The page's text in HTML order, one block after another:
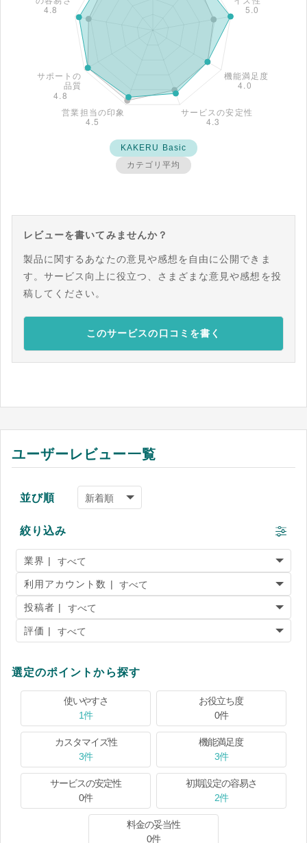
KAKERU Basic
カテゴリ平均
レビューを書いてみませんか？
製品に関するあなたの意見や感想を自由に公開できま
す。サービス向上に役立つ、さまざまな意見や感想を投
稿してください。
このサービスの口コミを書く
ユーザーレビュー一覧
並び順
絞り込み
業界 |
利用アカウント数 |
投稿者 |
評価 |
選定のポイントから探す
使いやすさ
1件
お役立ち度
0件
カスタマイズ性
3件
機能満足度
3件
サービスの安定性
0件
初期設定の容易さ
2件
料金の妥当性
0件